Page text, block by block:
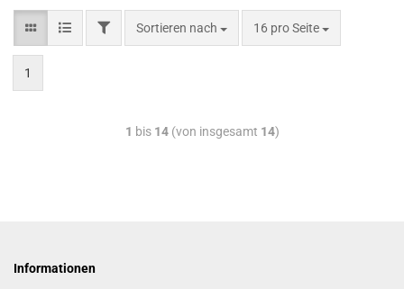
Sortieren nach 16 pro Seite
1
1 bis 14(von insgesamt 14)
Informationen